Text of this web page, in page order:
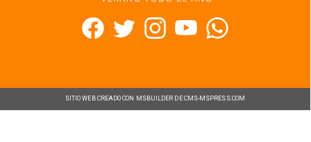
SITIO WEB CREADO CON MSBUILDER DE CMS-MSPRESS.COM